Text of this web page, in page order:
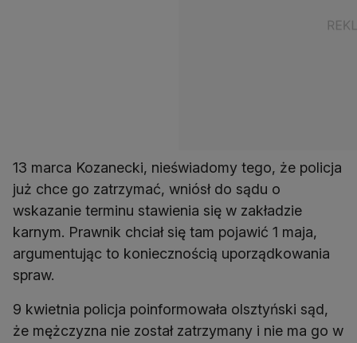
13 marca Kozanecki, nieświadomy tego, że policja
już chce go zatrzymać, wniósł do sądu o
wskazanie terminu stawienia się w zakładzie
karnym. Prawnik chciał się tam pojawić 1 maja,
argumentując to koniecznością uporządkowania
spraw.
9 kwietnia policja poinformowała olsztyński sąd,
że mężczyzna nie został zatrzymany i nie ma go w